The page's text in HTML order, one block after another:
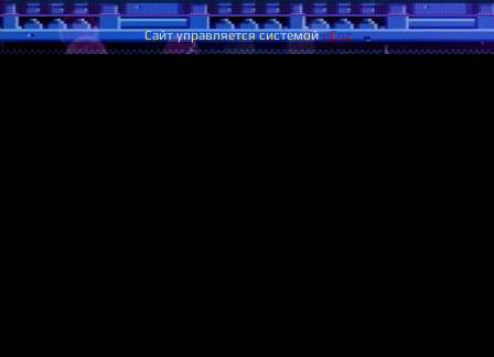
Сайт управляется системойuCoz